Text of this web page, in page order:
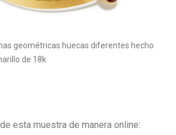
geométricas huecas diferentes hecho
de 18k
esta muestra de manera online: